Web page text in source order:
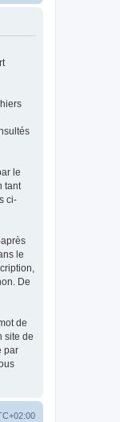
le
tant
ci-
le
De
de
site de
par